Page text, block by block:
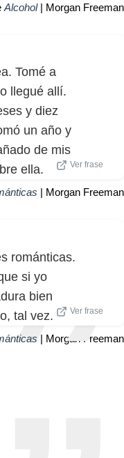
Alcohol| Morgan Freeman
Tomé a
llegué allí.
y diez
un año y
de mis
ella.
Ver frase
| Morgan Freeman
románticas.
si yo
bien
tal vez.
Ver frase
| Morgan Freeman